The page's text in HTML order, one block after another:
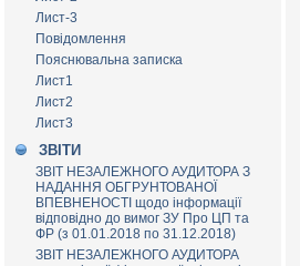
Лист-3
Повідомлення
Пояснювальна записка
Лист1
Лист2
Лист3
ЗВІТИ
ЗВІТ НЕЗАЛЕЖНОГО АУДИТОРА З
НАДАННЯ ОБГРУНТОВАНОЇ
ВПЕВНЕНОСТІ щодо інформації
відповідно до вимог ЗУ Про ЦП та
ФР (з 01.01.2018 по 31.12.2018)
ЗВІТ НЕЗАЛЕЖНОГО АУДИТОРА